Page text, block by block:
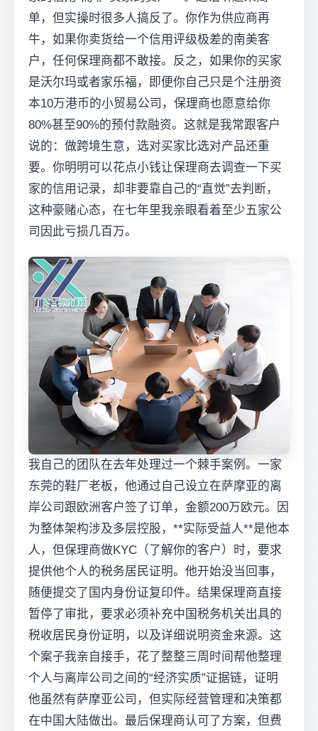
单，但实操时很多人搞反了。你作为供应商再
牛，如果你卖货给一个信用评级极差的南美客
户，任何保理商都不敢接。反之，如果你的买家
是沃尔玛或者家乐福，即便你自己只是个注册资
本10万港币的小贸易公司，保理商也愿意给你
80%甚至90%的预付款融资。这就是我常跟客户
说的：做跨境生意，选对买家比选对产品还重
要。你明明可以花点小钱让保理商去调查一下买
家的信用记录，却非要靠自己的“直觉”去判断，
这种豪赌心态，在七年里我亲眼看着至少五家公
司因此亏损几百万。
我自己的团队在去年处理过一个棘手案例。一家
东莞的鞋厂老板，他通过自己设立在萨摩亚的离
岸公司跟欧洲客户签了订单，金额200万欧元。因
为整体架构涉及多层控股，**实际受益人**是他本
人，但保理商做KYC（了解你的客户）时，要求
提供他个人的税务居民证明。他开始没当回事，
随便提交了国内身份证复印件。结果保理商直接
暂停了审批，要求必须补充中国税务机关出具的
税收居民身份证明，以及详细说明资金来源。这
个案子我亲自接手，花了整整三周时间帮他整理
个人与离岸公司之间的“经济实质”证据链，证明
他虽然有萨摩亚公司，但实际经营管理和决策都
在中国大陆做出。最后保理商认可了方案，但费